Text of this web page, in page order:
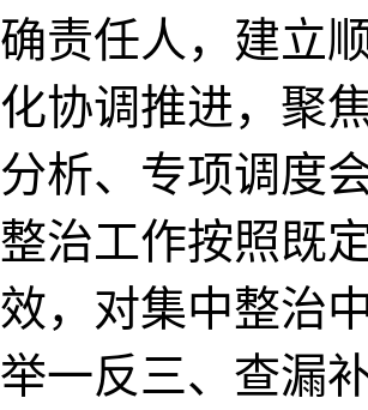
确责任人，建立
化协调推进，聚
分析、专项调度
整治工作按照既
效，对集中整治
举一反三、查漏